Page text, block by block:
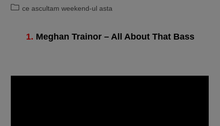
ce ascultam weekend-ul asta
1. Meghan Trainor – All About That Bass